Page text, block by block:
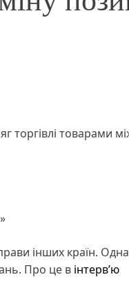
торгівлі товарами
інших країн.
Про це в інтерв’ю